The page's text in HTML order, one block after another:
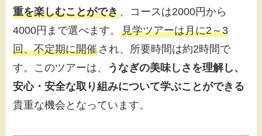
重を楽しむことができ、コースは2000円から
4000円まで選べます。見学ツアーは月に2～3
回、不定期に開催され、所要時間は約2時間で
す。このツアーは、
うなぎの美味しさを理解し、
安心・安全な取り組みについて学ぶことができる
貴重な機会となっています。